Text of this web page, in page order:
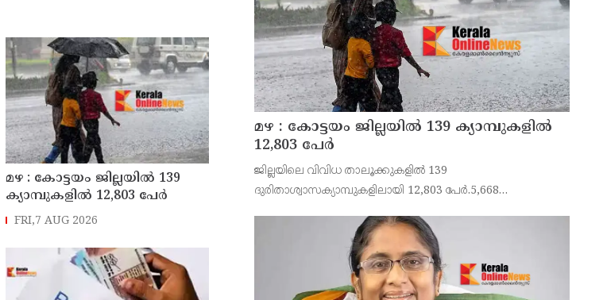
മഴ : കോട്ടയം ജില്ലയിൽ 139
ക്യാമ്പുകളിൽ 12,803 പേര്‍
FRI,7 AUG 2026
മഴ : കോട്ടയം ജില്ലയിൽ 139 ക്യാമ്പുകളിൽ
12,803 പേര്‍
ജില്ലയിലെ വിവിധ താലൂക്കുകളിൽ 139
ദുരിതാശ്വാസക്യാമ്പുകളിലായി 12,803 പേർ.5,668
5,244 പുരുഷന്മാരും 5,813 സ്ത്രീകളും